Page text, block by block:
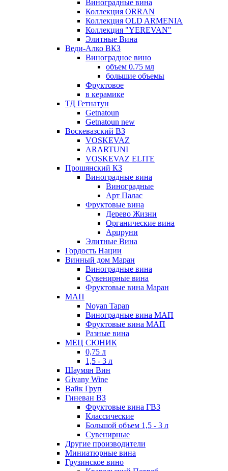
Виноградные вина
Коллекция ORRAN
Коллекция OLD ARMENIA
Коллекция "YEREVAN"
Элитные Вина
Веди-Алко ВКЗ
Виноградное вино
объем 0.75 мл
большие объемы
Фруктовое
в керамике
ТД Гетнатун
Getnatoun
Getnatoun new
Воскевазский ВЗ
VOSKEVAZ
ARARTUNI
VOSKEVAZ ELITE
Прошянский КЗ
Виноградные вина
Виноградные
Арт Палас
Фруктовые вина
Дерево Жизни
Органические вина
Арцруни
Элитные Вина
Гордость Нации
Винный дом Маран
Виноградные вина
Сувенирные вина
Фруктовые вина Маран
МАП
Noyan Tapan
Виноградные вина МАП
Фруктовые вина МАП
Разные вина
МЕЦ СЮНИК
0,75 л
1,5 - 3 л
Шаумян Вин
Givany Wine
Вайк Груп
Гиневан ВЗ
Фруктовые вина ГВЗ
Классические
Большой объем 1,5 - 3 л
Сувенирные
Другие производители
Миниатюрные вина
Грузинское вино